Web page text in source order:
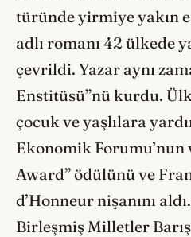
türünde yirmiye yakın
adlı romanı 42 ülkede
çevrildi. Yazar aynı
Enstitüsü”nü kurdu.
çocuk ve yaşlılara
Ekonomik Forumu’nun
Award” ödülünü ve
d’Honneur nişanını
Birleşmiş Milletler